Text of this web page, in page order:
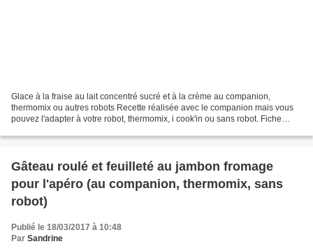
Glace à la fraise au lait concentré sucré et à la crème au companion,
thermomix ou autres robots Recette réalisée avec le companion mais vous
pouvez l'adapter à votre robot, thermomix, i cook'in ou sans robot. Fiche
Gâteau roulé et feuilleté au jambon fromage
pour l'apéro (au companion, thermomix, sans
robot)
Publié le 18/03/2017 à 10:48
Par Sandrine